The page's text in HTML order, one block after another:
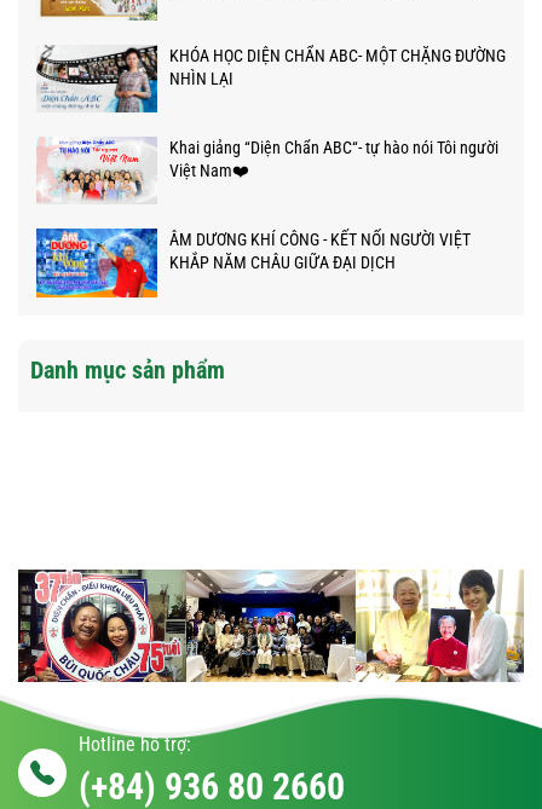
KHÓA HỌC DIỆN CHẨN ABC- MỘT CHẶNG ĐƯỜNG
NHÌN LẠI
Khai giảng “Diện Chẩn ABC“- tự hào nói Tôi người
Việt Nam❤️
ÂM DƯƠNG KHÍ CÔNG - KẾT NỐI NGƯỜI VIỆT
KHẮP NĂM CHÂU GIỮA ĐẠI DỊCH
Danh mục sản phẩm
Hotline hỗ trợ:
(+84) 936 80 2660